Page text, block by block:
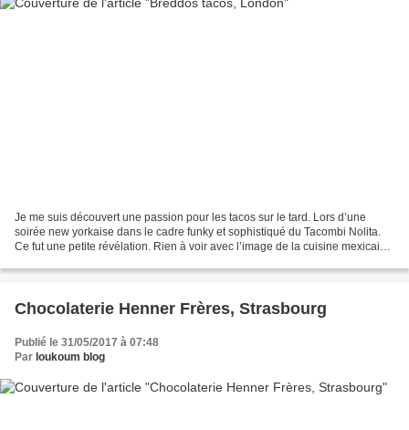
Je me suis découvert une passion pour les tacos sur le tard. Lors d’une
soirée new yorkaise dans le cadre funky et sophistiqué du Tacombi Nolita.
Ce fut une petite révélation. Rien à voir avec l’image de la cuisine mexicaine
Chocolaterie Henner Frères, Strasbourg
Publié le 31/05/2017 à 07:48
Par loukoum blog